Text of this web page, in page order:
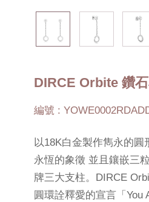
DIRCE Orbite 鑽
編號 :
以18K白金製作雋永的
永恆的象徵 並且鑲嵌三
牌三大支柱。DIRCE
圓環詮釋愛的宣言「You